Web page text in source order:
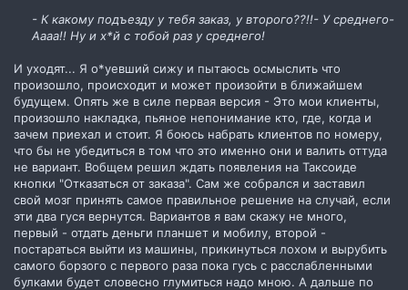
- К какому подъезду у тебя заказ, у второго??!!- У среднего-
Аааа!! Ну и х*й с тобой раз у среднего!
И уходят... Я о*уевший сижу и пытаюсь осмыслить что
произошло, происходит и может произойти в ближайшем
будущем. Опять же в силе первая версия - Это мои клиенты,
произошло накладка, пьяное непонимание кто, где, когда и
зачем приехал и стоит. Я боюсь набрать клиентов по номеру,
что бы не убедиться в том что это именно они и валить оттуда
не вариант. Вобщем решил ждать появления на Таксоиде
кнопки "Отказаться от заказа". Сам же собрался и заставил
свой мозг принять самое правильное решение на случай, если
эти два гуся вернутся. Вариантов я вам скажу не много,
первый - отдать деньги планшет и мобилу, второй -
постараться выйти из машины, прикинуться лохом и вырубить
самого борзого с первого раза пока гусь с расслабленными
булками будет словесно глумиться надо мною. А дальше по